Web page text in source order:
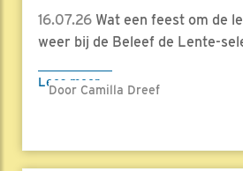
16.07.26 Wat een feest om de
weer bij de Beleef de Lente-
Lees meer
Door Camilla Dreef